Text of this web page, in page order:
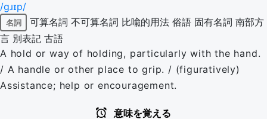
/ɡɹɪp/
名詞 可算名詞 不可算名詞 比喩的用法 俗語 固有名詞 南部方
言 別表記 古語
A hold or way of holding, particularly with the hand.
/ A handle or other place to grip. / (figuratively)
Assistance; help or encouragement.
意味を覚える